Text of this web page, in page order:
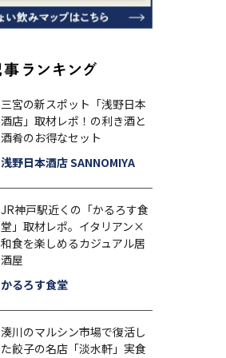
三宮の新スポット「浅野日本
酒店」取材レポ！の利き酒と
酒肴のお得なセット
浅野日本酒店 SANNOMIYA
JR神戸駅近くの「かるろす食
堂」取材レポ。イタリアン×
和食を楽しめるカジュアル居
酒屋
かるろす食堂
湊川のマルシン市場で復活し
た餃子の名店「淡水軒」実食